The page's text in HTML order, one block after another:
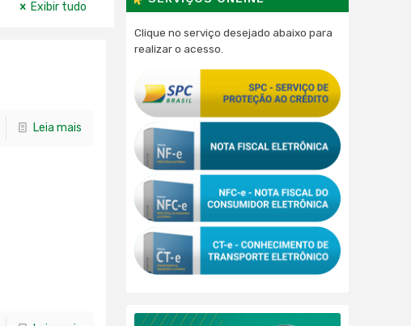
Exibir tudo
Leia mais
Clique no serviço desejado abaixo para
realizar o acesso.